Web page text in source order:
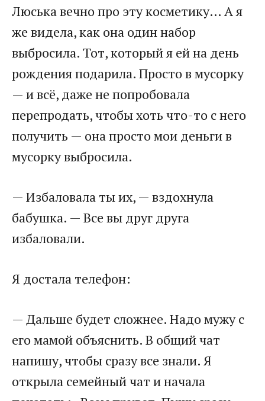
Люська вечно про эту косметику… А я
же видела, как она один набор
выбросила. Тот, который я ей на день
рождения подарила. Просто в мусорку
— и всё, даже не попробовала
перепродать, чтобы хоть что-то с него
получить — она просто мои деньги в
мусорку выбросила.
— Избаловала ты их, — вздохнула
бабушка. — Все вы друг друга
избаловали.
Я достала телефон:
— Дальше будет сложнее. Надо мужу с
его мамой объяснить. В общий чат
напишу, чтобы сразу все знали. Я
открыла семейный чат и начала